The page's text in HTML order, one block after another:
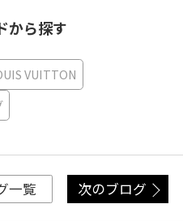
から探す
VUITTON
一覧 次のブログ